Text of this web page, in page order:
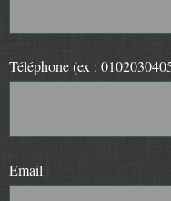
Téléphone (ex :
Email